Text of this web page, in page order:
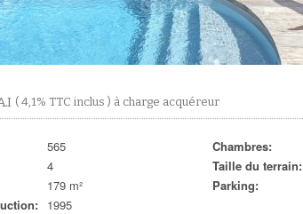
( 4,1% TTC inclus ) à charge acquéreur
565 Chambres:
4 Taille du terrain:
179 m² Parking:
1995